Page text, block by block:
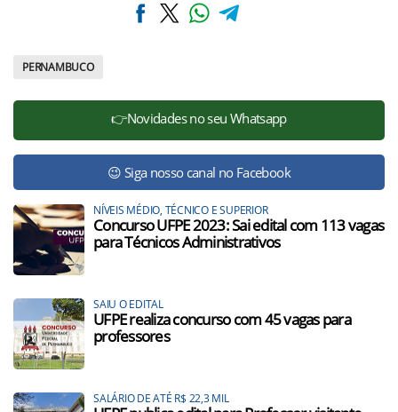
PERNAMBUCO
👉Novidades no seu Whatsapp
😉 Siga nosso canal no Facebook
NÍVEIS MÉDIO, TÉCNICO E SUPERIOR
Concurso UFPE 2023: Sai edital com 113 vagas
para Técnicos Administrativos
SAIU O EDITAL
UFPE realiza concurso com 45 vagas para
professores
SALÁRIO DE ATÉ R$ 22,3 MIL